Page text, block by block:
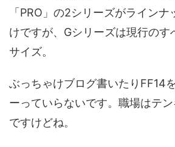
「PRO」の2シリーズがライン
けですが、Gシリーズは現行のす
サイズ。
ぶっちゃけブログ書いたりFF14
ーっていらないです。職場はテ
ですけどね。